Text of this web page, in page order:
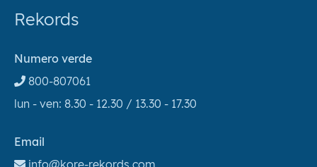
Rekords
Numero verde
800-807061
lun - ven: 8.30 - 12.30 / 13.30 - 17.30
Email
info@kore-rekords.com